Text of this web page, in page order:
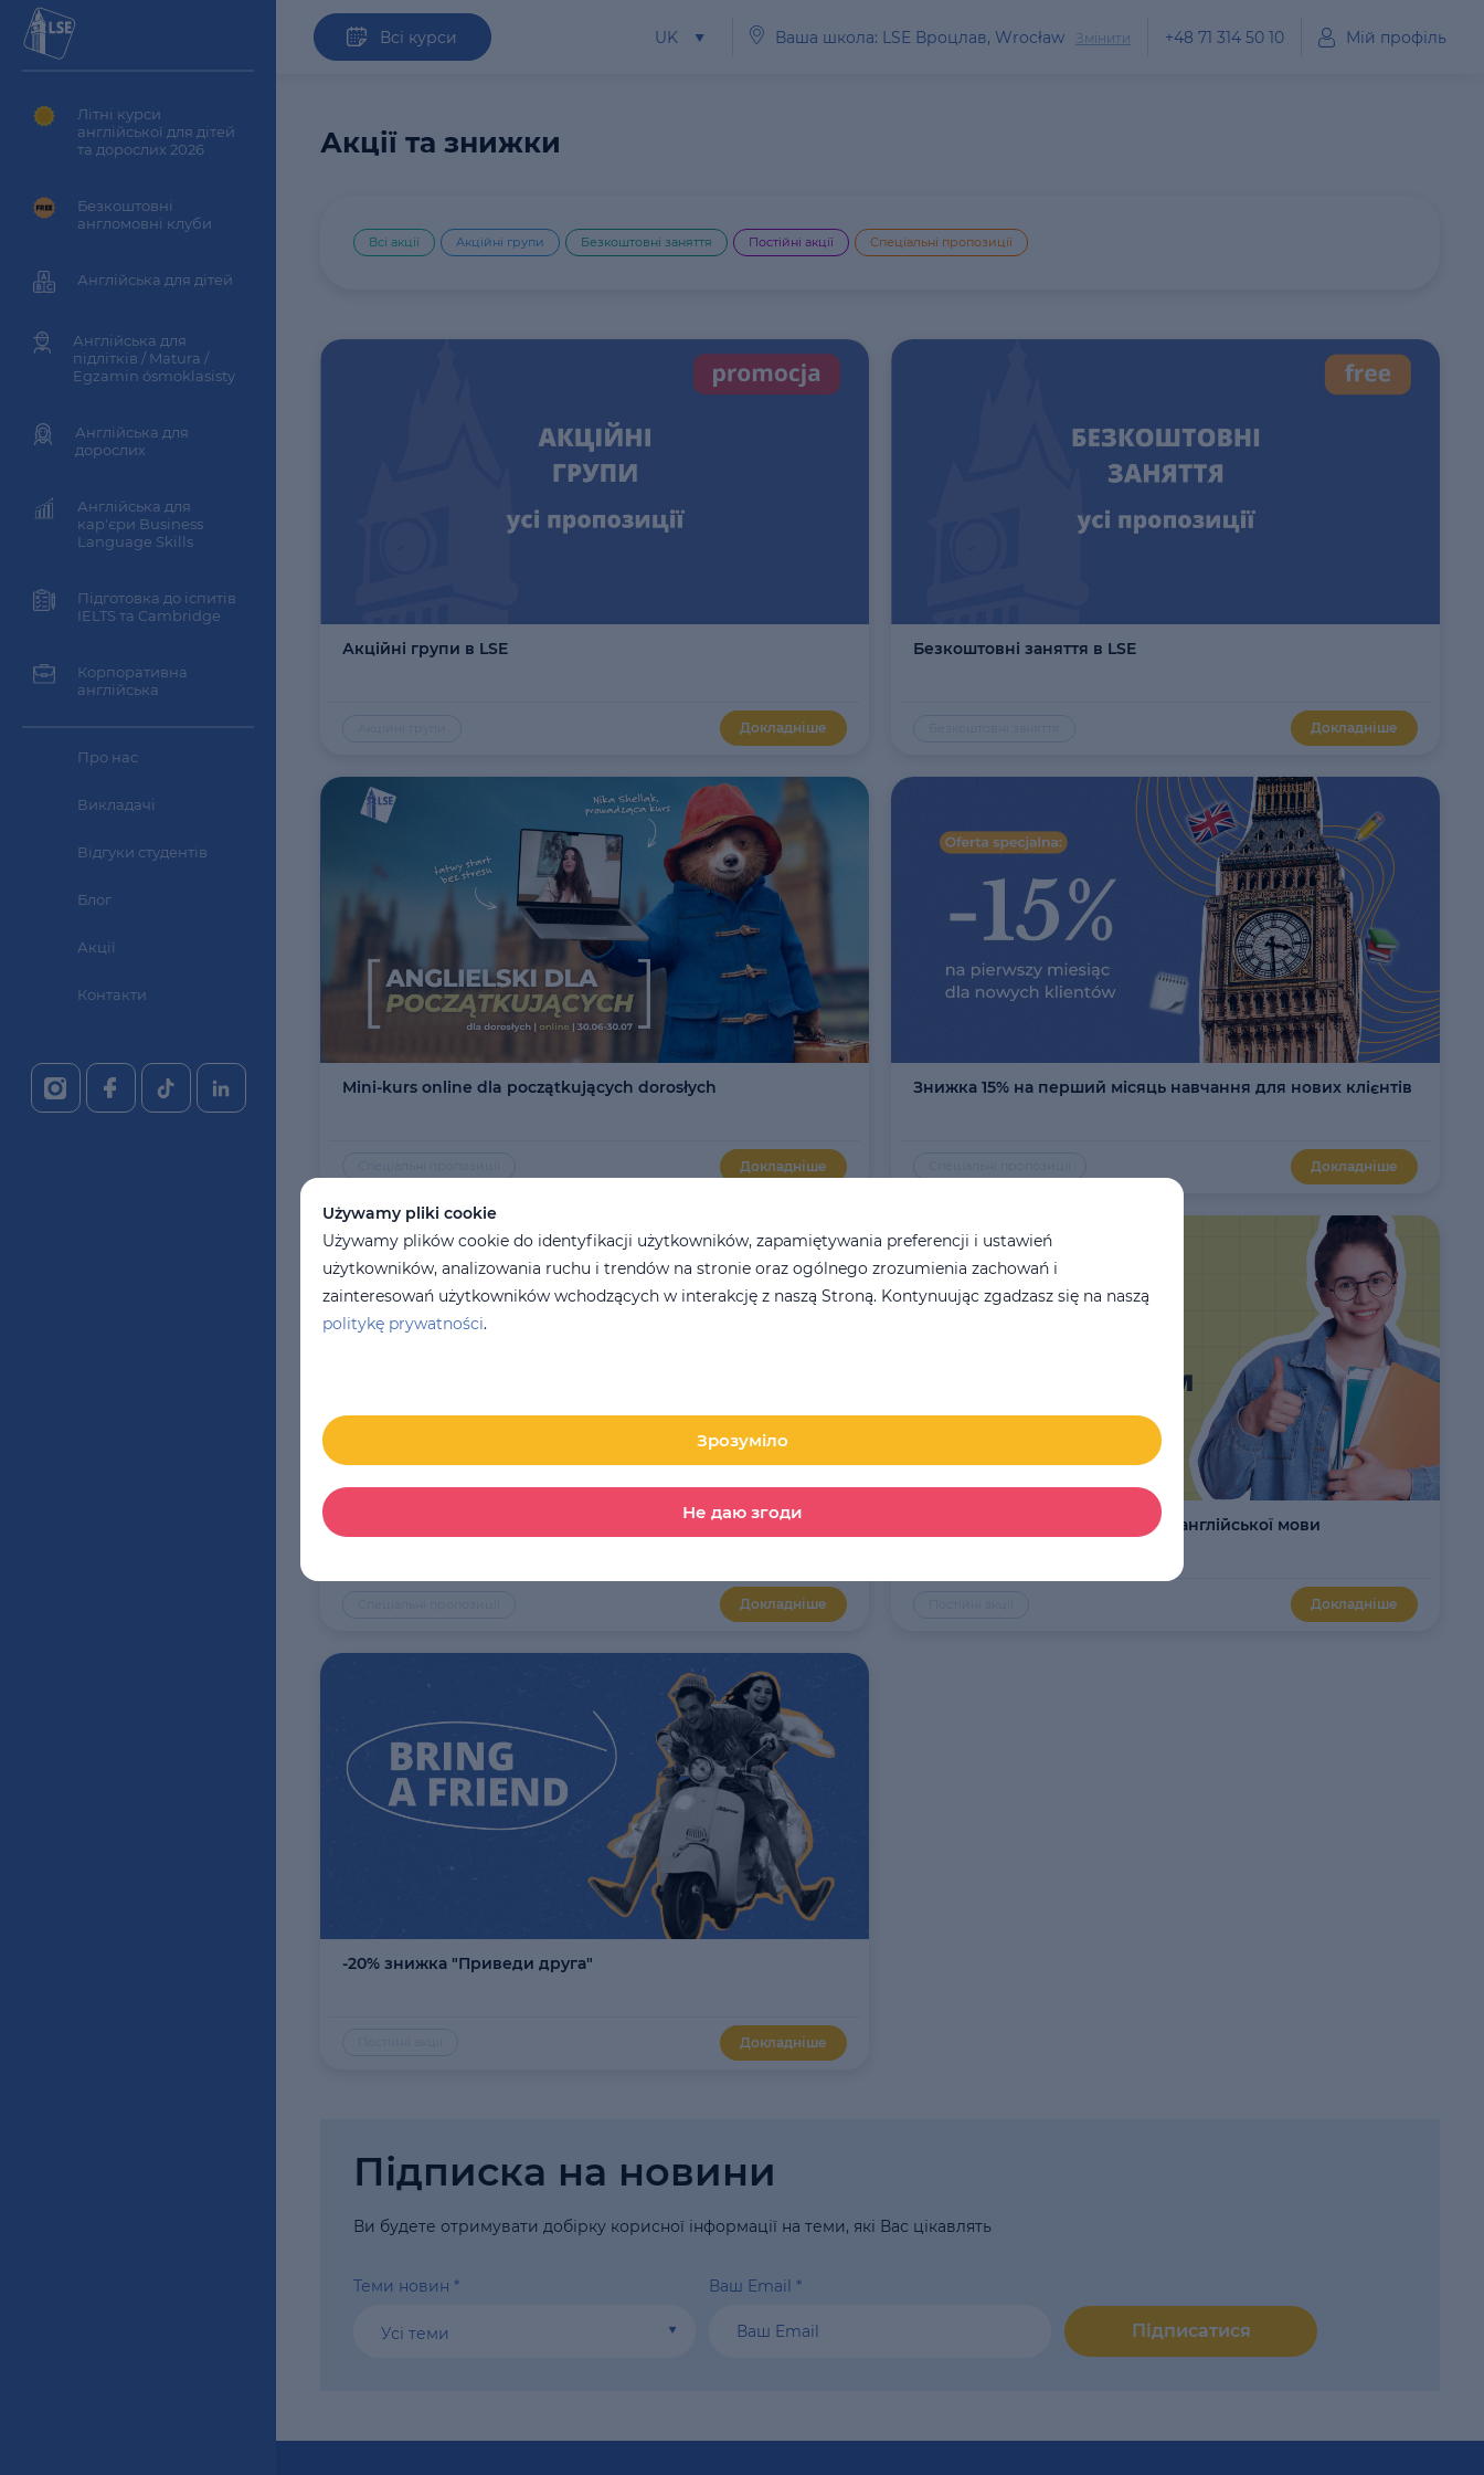
Літні курси
англійської для дітей
та дорослих 2026
Безкоштовні
англомовні клуби
Англійська для дітей
Англійська для
підлітків / Matura /
Egzamin ósmoklasisty
Англійська для
дорослих
Англійська для
кар'єри Business
Language Skills
Підготовка до іспитів
IELTS та Cambridge
Корпоративна
англійська
Про нас
Викладачі
Відгуки студентів
Блог
Акції
Контакти
Всі курси UK Ваша школа: LSE Вроцлав, Wrocław Змінити +48 71 314 50 10 Мій профіль
Акції та знижки
Всі акції Акційні групи Безкоштовні заняття Постійні акції Спеціальні пропозиції
Акційні групи в LSE
Докладніше
Безкоштовні заняття в LSE
Докладніше
Mini-kurs online dla początkujących dorosłych
Докладніше
Знижка 15% на перший місяць навчання для нових клієнтів
Докладніше
Подарунковий сертифікат на навчання в London School of
Докладніше
Знижка для студентів на курси англійської мови
Докладніше
-20% знижка "Приведи друга"
Докладніше
Підписка на новини
Ви будете отримувати добірку корисної інформації на теми, які Вас цікавлять
Теми новин *
Усі теми
Ваш Email *
Підписатися
Używamy pliki cookie
Używamy plików cookie do identyfikacji użytkowników, zapamiętywania preferencji i ustawień
użytkowników, analizowania ruchu i trendów na stronie oraz ogólnego zrozumienia zachowań i
zainteresowań użytkowników wchodzących w interakcję z naszą Stroną. Kontynuując zgadzasz się na naszą
politykę prywatności.
Зрозуміло
Не даю згоди